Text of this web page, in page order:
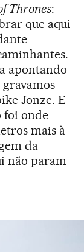
Thrones:
que aqui
apontando
Jonze. E
foi onde
mais à
da
não param